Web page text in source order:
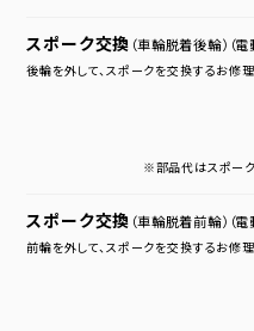
スポーク交換 （車輪脱着後輪） （
後輪を外して、スポークを交換するお修理
※部品代はスポーク
スポーク交換 （車輪脱着前輪） （
前輪を外して、スポークを交換するお修理